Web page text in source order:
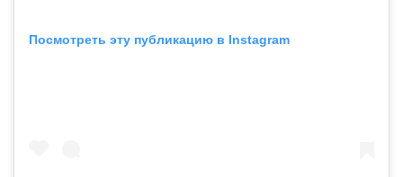
Посмотреть эту публикацию в Instagram